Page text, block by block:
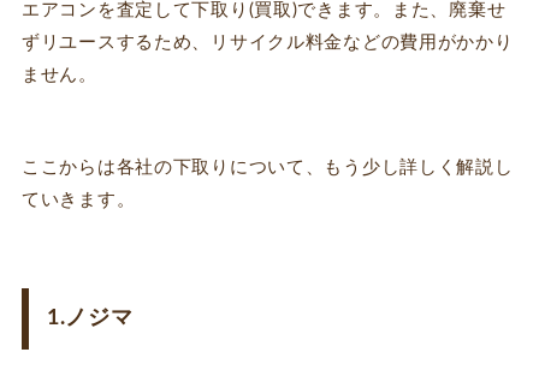
エアコンを査定して下取り(買取)できます。また、廃棄せ
ずリユースするため、リサイクル料金などの費用がかかり
ません。
ここからは各社の下取りについて、もう少し詳しく解説し
ていきます。
1.ノジマ